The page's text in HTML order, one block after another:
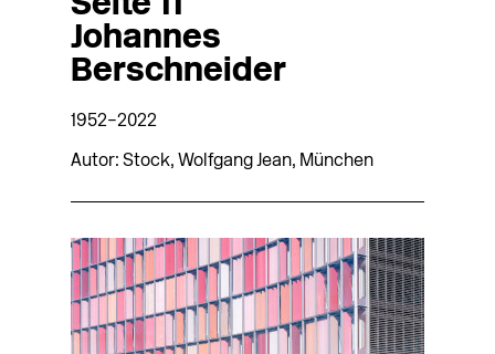
Johannes
Berschneider
1952–2022
Autor: Stock, Wolfgang Jean, München